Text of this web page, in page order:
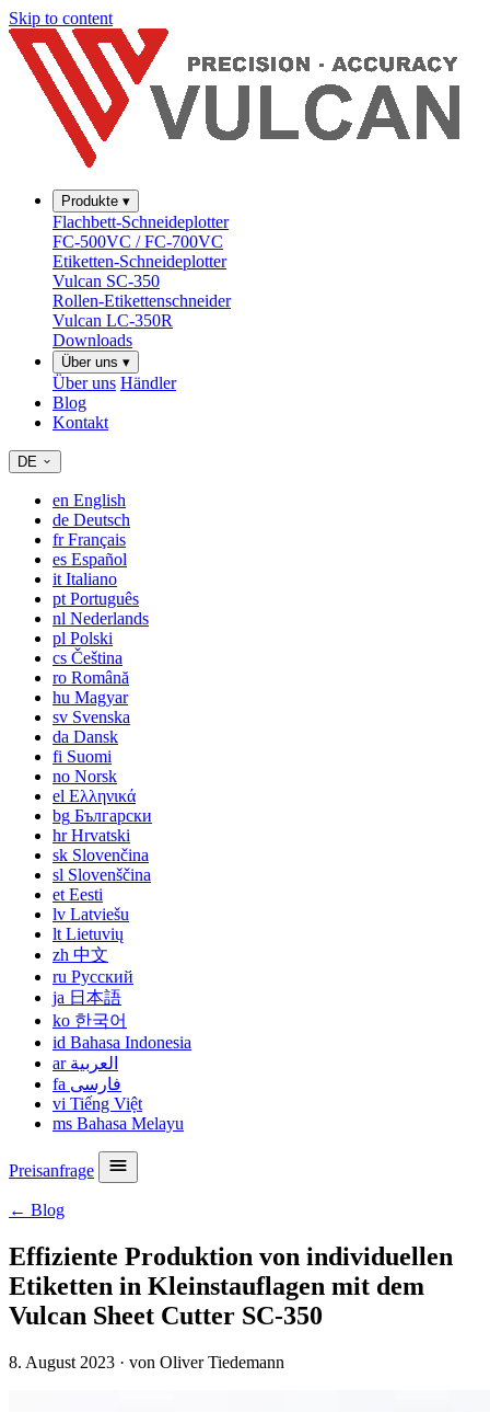
Skip to content
Produkte ▾
Flachbett-Schneideplotter
FC-500VC / FC-700VC
Etiketten-Schneideplotter
Vulcan SC-350
Rollen-Etikettenschneider
Vulcan LC-350R
Downloads
Über uns ▾
Über uns Händler
Blog
Kontakt
DE
en English
de Deutsch
frFrançais
es Español
it Italiano
pt Português
nl Nederlands
pl Polski
cs Čeština
ro Română
hu Magyar
sv Svenska
da Dansk
fi Suomi
no Norsk
el Ελληνικά
bg Български
hrHrvatski
sk Slovenčina
sl Slovenščina
et Eesti
lv Latviešu
lt Lietuvių
zh 中文
ru Русский
ja 日本語
ko 한국어
id Bahasa Indonesia
ar العربية
fa فارسی
vi Tiếng Việt
ms Bahasa Melayu
Preisanfrage
← Blog
Effiziente Produktion von individuellen
Etiketten in Kleinstauflagen mit dem
Vulcan Sheet Cutter SC-350
8. August 2023 · von Oliver Tiedemann